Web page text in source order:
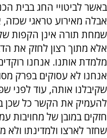
באשר לביטויי החג בבית
אבלה מאירוע טראגי שכזה,
שמחת תורה אינן הקפות
אלא מתוך רצון לחזק את
מלמדת אותנו. אנחנו
אנחנו לא עסוקים בפרק
שקיבלנו אותה, עוד לפני
להעמיק את הקשר כל שכן
חזקים במובן של
שחזר לארצו ולמדינתו ולא